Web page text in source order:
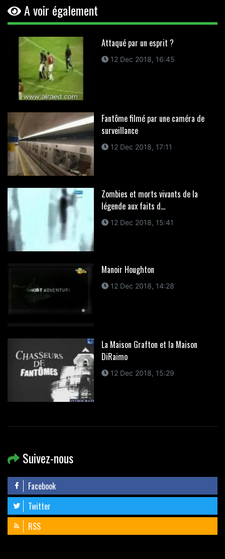
A voir également
Attaqué par un esprit ?
12 Dec 2018, 16:45
Fantôme filmé par une caméra de
surveillance
12 Dec 2018, 17:11
Zombies et morts vivants de la
légende aux faits d...
12 Dec 2018, 15:41
Manoir Houghton
12 Dec 2018, 14:28
La Maison Grafton et la Maison
DiRaimo
12 Dec 2018, 15:29
Suivez-nous
Facebook
Twitter
RSS